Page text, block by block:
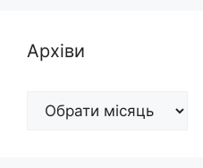
Архіви
Архіви